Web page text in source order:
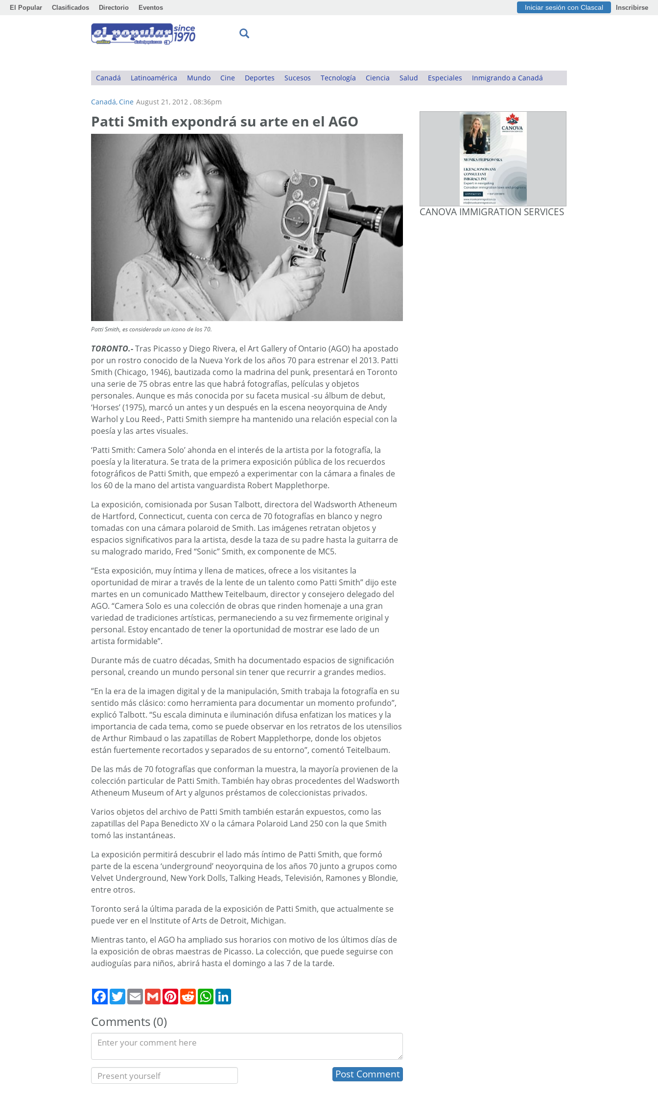
El Popular Clasificados Directorio Eventos Iniciar sesión con Clascal Inscribirse
Canadá Latinoamérica Mundo Cine Deportes Sucesos Tecnología Ciencia Salud Especiales Inmigrando a Canadá
Canadá, Cine August 21, 2012 , 08:36pm
Patti Smith expondrá su arte en el AGO
Patti Smith, es considerada un icono de los 70.
TORONTO.-Tras Picasso y Diego Rivera, el Art Gallery of Ontario (AGO) ha apostado
por un rostro conocido de la Nueva York de los años 70 para estrenar el 2013. Patti
Smith (Chicago, 1946), bautizada como la madrina del punk, presentará en Toronto
una serie de 75 obras entre las que habrá fotografías, películas y objetos
personales. Aunque es más conocida por su faceta musical -su álbum de debut,
‘Horses’ (1975), marcó un antes y un después en la escena neoyorquina de Andy
Warhol y Lou Reed-, Patti Smith siempre ha mantenido una relación especial con la
poesía y las artes visuales.
‘Patti Smith: Camera Solo’ ahonda en el interés de la artista por la fotografía, la
poesía y la literatura. Se trata de la primera exposición pública de los recuerdos
fotográficos de Patti Smith, que empezó a experimentar con la cámara a finales de
los 60 de la mano del artista vanguardista Robert Mapplethorpe.
La exposición, comisionada por Susan Talbott, directora del Wadsworth Atheneum
de Hartford, Connecticut, cuenta con cerca de 70 fotografías en blanco y negro
tomadas con una cámara polaroid de Smith. Las imágenes retratan objetos y
espacios significativos para la artista, desde la taza de su padre hasta la guitarra de
su malogrado marido, Fred “Sonic” Smith, ex componente de MC5.
“Esta exposición, muy íntima y llena de matices, ofrece a los visitantes la
oportunidad de mirar a través de la lente de un talento como Patti Smith” dijo este
martes en un comunicado Matthew Teitelbaum, director y consejero delegado del
AGO. “Camera Solo es una colección de obras que rinden homenaje a una gran
variedad de tradiciones artísticas, permaneciendo a su vez firmemente original y
personal. Estoy encantado de tener la oportunidad de mostrar ese lado de un
artista formidable”.
Durante más de cuatro décadas, Smith ha documentado espacios de significación
personal, creando un mundo personal sin tener que recurrir a grandes medios.
“En la era de la imagen digital y de la manipulación, Smith trabaja la fotografía en su
sentido más clásico: como herramienta para documentar un momento profundo”,
explicó Talbott. “Su escala diminuta e iluminación difusa enfatizan los matices y la
importancia de cada tema, como se puede observar en los retratos de los utensilios
de Arthur Rimbaud o las zapatillas de Robert Mapplethorpe, donde los objetos
están fuertemente recortados y separados de su entorno”, comentó Teitelbaum.
De las más de 70 fotografías que conforman la muestra, la mayoría provienen de la
colección particular de Patti Smith. También hay obras procedentes del Wadsworth
Atheneum Museum of Art y algunos préstamos de coleccionistas privados.
Varios objetos del archivo de Patti Smith también estarán expuestos, como las
zapatillas del Papa Benedicto XV o la cámara Polaroid Land 250 con la que Smith
tomó las instantáneas.
La exposición permitirá descubrir el lado más íntimo de Patti Smith, que formó
parte de la escena ‘underground’ neoyorquina de los años 70 junto a grupos como
Velvet Underground, New York Dolls, Talking Heads, Televisión, Ramones y Blondie,
entre otros.
Toronto será la última parada de la exposición de Patti Smith, que actualmente se
puede ver en el Institute of Arts de Detroit, Michigan.
Mientras tanto, el AGO ha ampliado sus horarios con motivo de los últimos días de
la exposición de obras maestras de Picasso. La colección, que puede seguirse con
audioguías para niños, abrirá hasta el domingo a las 7 de la tarde.
TwitterEmail Gmail PinterestRedditWhatsApp
Comments (0)
CANOVA IMMIGRATION SERVICES